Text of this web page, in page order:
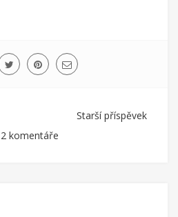
Starší příspěvek
2 komentáře